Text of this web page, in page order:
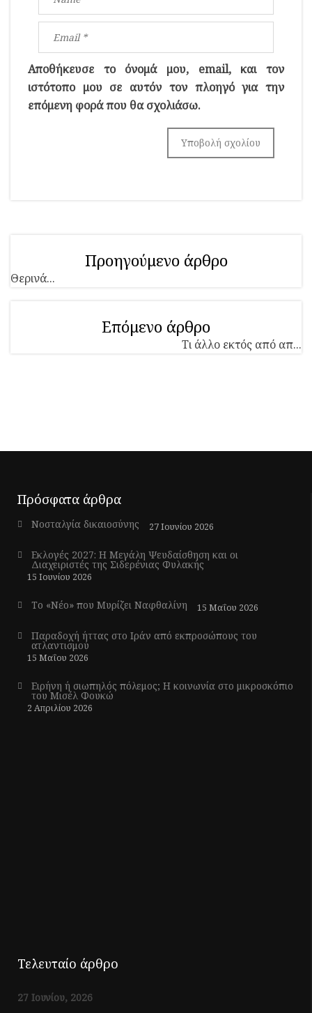
Αποθήκευσε το όνομά μου, email, και τον
ιστότοπο μου σε αυτόν τον πλοηγό για την
επόμενη φορά που θα σχολιάσω.
Προηγούμενο άρθρο
Θερινά...
Επόμενο άρθρο
Τι άλλο εκτός από απ...
Πρόσφατα άρθρα
Νοσταλγία δικαιοσύνης 27 Ιουνίου 2026
Εκλογές 2027: Η Μεγάλη Ψευδαίσθηση και οι
Διαχειριστές της Σιδερένιας Φυλακής
15 Ιουνίου 2026
Το «Νέο» που Μυρίζει Ναφθαλίνη 15 Μαΐου 2026
Παραδοχή ήττας στο Ιράν από εκπροσώπους του
ατλαντισμού
15 Μαΐου 2026
Ειρήνη ή σιωπηλός πόλεμος; Η κοινωνία στο μικροσκόπιο
του Μισέλ Φουκώ
2 Απριλίου 2026
Τελευταίο άρθρο
27 Ιουνίου, 2026